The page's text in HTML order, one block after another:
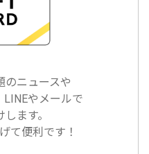
のニュースや
やメールで
ます。
て便利です！